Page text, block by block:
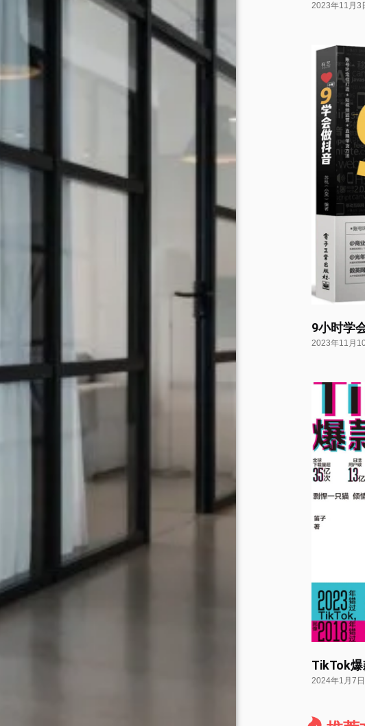
2023年11月3
9小时学
2023年11月
TikTok
2024年1月7日